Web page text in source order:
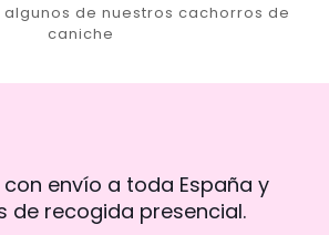
de nuestros cachorros de
caniche
envío a toda España y
de recogida presencial.